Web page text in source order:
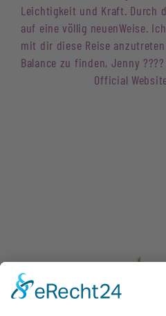
Leichtigkeit und Kraft. Durch
auf eine völlig neuenWeise.
mit dir diese Reise
Balance zu finden, Jenny
Official